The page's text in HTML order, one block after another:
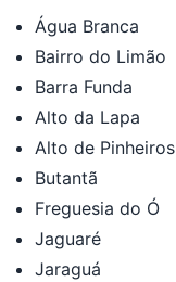
Água Branca
Bairro do Limão
Barra Funda
Alto da Lapa
Alto de Pinheiros
Butantã
Freguesia do Ó
Jaguaré
Jaraguá